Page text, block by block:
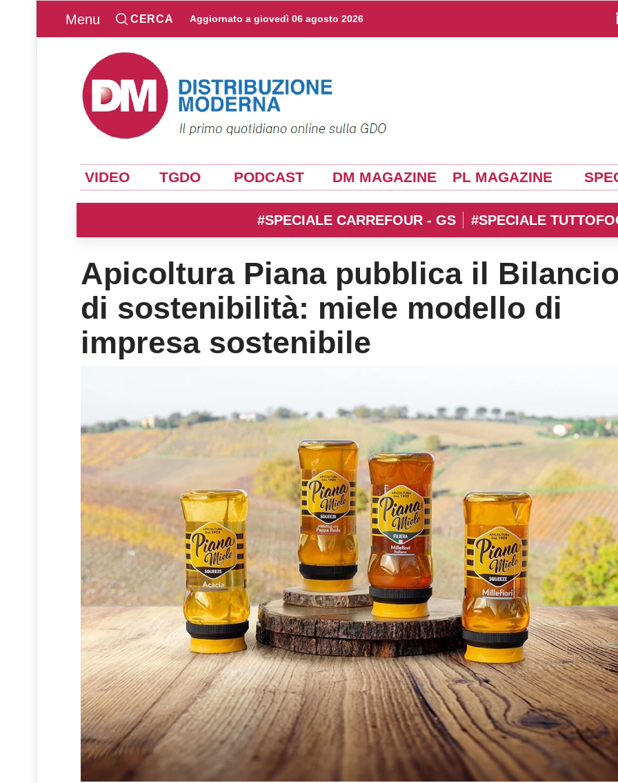
Menu CERCA Aggiornato a giovedì 06 agosto 2026
VIDEO TGDO PODCAST DM MAGAZINE PL MAGAZINE
#SPECIALE CARREFOUR - GS #SPECIALE
Apicoltura Piana pubblica il Bilancio
di sostenibilità: miele modello di
impresa sostenibile